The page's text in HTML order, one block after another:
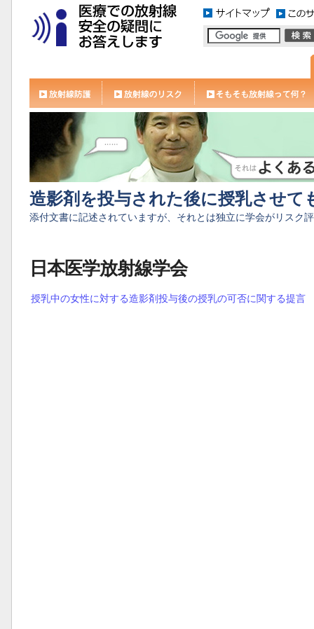
造影剤を投与された後に授乳させて
添付文書に記述されていますが、それとは独立に学会がリスク
日本医学放射線学会
授乳中の女性に対する造影剤投与後の授乳の可否に関する提言